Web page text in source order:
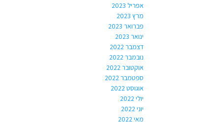
אפריל 2023
מרץ 2023
פברואר 2023
ינואר 2023
דצמבר 2022
נובמבר 2022
אוקטובר 2022
ספטמבר 2022
אוגוסט 2022
יולי 2022
יוני 2022
מאי 2022